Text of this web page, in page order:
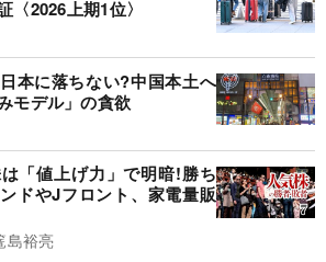
〈2026上期1位〉
本に落ちない?中国本土へ
モデル」の貪欲
「値上げ力」で明暗!勝ち
ドやJフロント、家電量販
島裕亮